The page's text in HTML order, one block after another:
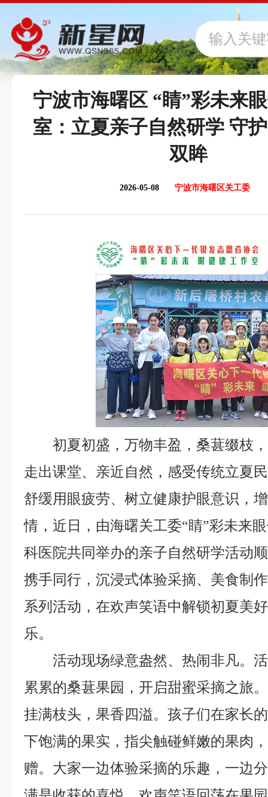
宁波市海曙区 “睛”彩未来
室：立夏亲子自然研学 守
双眸
2026-05-08 宁波市海曙区关工委
初夏初盛，万物丰盈，桑葚缀枝
走出课堂、亲近自然，感受传统立夏
舒缓用眼疲劳、树立健康护眼意识，
情，近日，由海曙关工委“睛”彩未来
科医院共同举办的亲子自然研学活动
携手同行，沉浸式体验采摘、美食制
系列活动，在欢声笑语中解锁初夏美
乐。
活动现场绿意盎然、热闹非凡。
累累的桑葚果园，开启甜蜜采摘之旅
挂满枝头，果香四溢。孩子们在家长
下饱满的果实，指尖触碰鲜嫩的果肉
赠。大家一边体验采摘的乐趣，一边